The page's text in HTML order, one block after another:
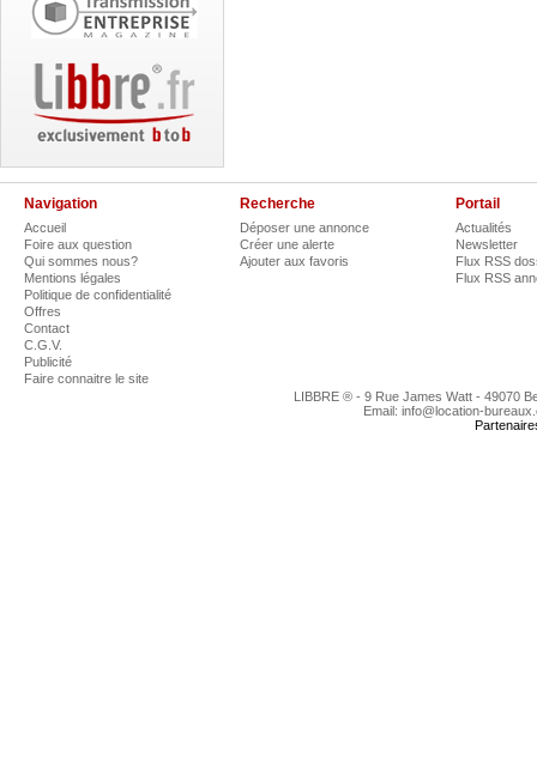
Navigation
Accueil
Foire aux question
Qui sommes nous?
Mentions légales
Politique de confidentialité
Offres
Contact
C.G.V.
Publicité
Faire connaitre le site
Recherche
Déposer une annonce
Créer une alerte
Ajouter aux favoris
Portail
Actualités
Newsletter
Flux RSS
Flux RSS
LIBBRE ® - 9 Rue James Watt - 49070
Email: info@location-